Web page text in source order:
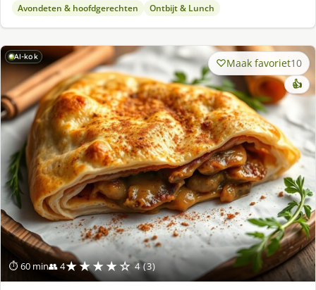
Avondeten & hoofdgerechten Ontbijt & Lunch
AI-kok
⏱ 60 min👥 4★★★★☆ 4 (3)
Maak favoriet10
👍